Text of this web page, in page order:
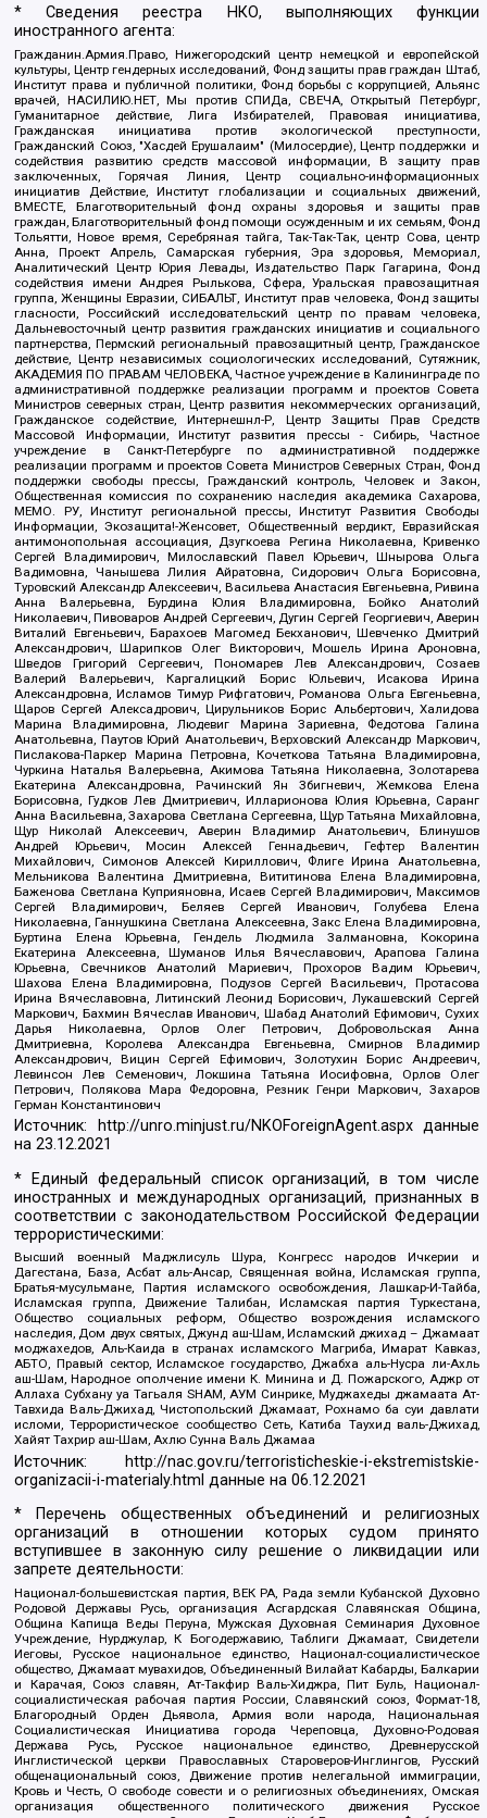
* Сведения реестра НКО, выполняющих функции
иностранного агента:
Гражданин.Армия.Право, Нижегородский центр немецкой и европейской
культуры, Центр гендерных исследований, Фонд защиты прав граждан Штаб,
Институт права и публичной политики, Фонд борьбы с коррупцией, Альянс
врачей, НАСИЛИЮ.НЕТ, Мы против СПИДа, СВЕЧА, Открытый Петербург,
Гуманитарное действие, Лига Избирателей, Правовая инициатива,
Гражданская инициатива против экологической преступности,
Гражданский Союз, "Хасдей Ерушалаим" (Милосердие), Центр поддержки и
содействия развитию средств массовой информации, В защиту прав
заключенных, Горячая Линия, Центр социально-информационных
инициатив Действие, Институт глобализации и социальных движений,
ВМЕСТЕ, Благотворительный фонд охраны здоровья и защиты прав
граждан, Благотворительный фонд помощи осужденным и их семьям, Фонд
Тольятти, Новое время, Серебряная тайга, Так-Так-Так, центр Сова, центр
Анна, Проект Апрель, Самарская губерния, Эра здоровья, Мемориал,
Аналитический Центр Юрия Левады, Издательство Парк Гагарина, Фонд
содействия имени Андрея Рылькова, Сфера, Уральская правозащитная
группа, Женщины Евразии, СИБАЛЬТ, Институт прав человека, Фонд защиты
гласности, Российский исследовательский центр по правам человека,
Дальневосточный центр развития гражданских инициатив и социального
партнерства, Пермский региональный правозащитный центр, Гражданское
действие, Центр независимых социологических исследований, Сутяжник,
АКАДЕМИЯ ПО ПРАВАМ ЧЕЛОВЕКА, Частное учреждение в Калининграде по
административной поддержке реализации программ и проектов Совета
Министров северных стран, Центр развития некоммерческих организаций,
Гражданское содействие, Интернешнл-Р, Центр Защиты Прав Средств
Массовой Информации, Институт развития прессы - Сибирь, Частное
учреждение в Санкт-Петербурге по административной поддержке
реализации программ и проектов Совета Министров Северных Стран, Фонд
поддержки свободы прессы, Гражданский контроль, Человек и Закон,
Общественная комиссия по сохранению наследия академика Сахарова,
МЕМО. РУ, Институт региональной прессы, Институт Развития Свободы
Информации, Экозащита!-Женсовет, Общественный вердикт, Евразийская
антимонопольная ассоциация, Дзугкоева Регина Николаевна, Кривенко
Сергей Владимирович, Милославский Павел Юрьевич, Шнырова Ольга
Вадимовна, Чанышева Лилия Айратовна, Сидорович Ольга Борисовна,
Туровский Александр Алексеевич, Васильева Анастасия Евгеньевна, Ривина
Анна Валерьевна, Бурдина Юлия Владимировна, Бойко Анатолий
Николаевич, Пивоваров Андрей Сергеевич, Дугин Сергей Георгиевич, Аверин
Виталий Евгеньевич, Барахоев Магомед Бекханович, Шевченко Дмитрий
Александрович, Шарипков Олег Викторович, Мошель Ирина Ароновна,
Шведов Григорий Сергеевич, Пономарев Лев Александрович, Созаев
Валерий Валерьевич, Каргалицкий Борис Юльевич, Исакова Ирина
Александровна, Исламов Тимур Рифгатович, Романова Ольга Евгеньевна,
Щаров Сергей Алексадрович, Цирульников Борис Альбертович, Халидова
Марина Владимировна, Людевиг Марина Зариевна, Федотова Галина
Анатольевна, Паутов Юрий Анатольевич, Верховский Александр Маркович,
Пислакова-Паркер Марина Петровна, Кочеткова Татьяна Владимировна,
Чуркина Наталья Валерьевна, Акимова Татьяна Николаевна, Золотарева
Екатерина Александровна, Рачинский Ян Збигневич, Жемкова Елена
Борисовна, Гудков Лев Дмитриевич, Илларионова Юлия Юрьевна, Саранг
Анна Васильевна, Захарова Светлана Сергеевна, Щур Татьяна Михайловна,
Щур Николай Алексеевич, Аверин Владимир Анатольевич, Блинушов
Андрей Юрьевич, Мосин Алексей Геннадьевич, Гефтер Валентин
Михайлович, Симонов Алексей Кириллович, Флиге Ирина Анатольевна,
Мельникова Валентина Дмитриевна, Вититинова Елена Владимировна,
Баженова Светлана Куприяновна, Исаев Сергей Владимирович, Максимов
Сергей Владимирович, Беляев Сергей Иванович, Голубева Елена
Николаевна, Ганнушкина Светлана Алексеевна, Закс Елена Владимировна,
Буртина Елена Юрьевна, Гендель Людмила Залмановна, Кокорина
Екатерина Алексеевна, Шуманов Илья Вячеславович, Арапова Галина
Юрьевна, Свечников Анатолий Мариевич, Прохоров Вадим Юрьевич,
Шахова Елена Владимировна, Подузов Сергей Васильевич, Протасова
Ирина Вячеславовна, Литинский Леонид Борисович, Лукашевский Сергей
Маркович, Бахмин Вячеслав Иванович, Шабад Анатолий Ефимович, Сухих
Дарья Николаевна, Орлов Олег Петрович, Добровольская Анна
Дмитриевна, Королева Александра Евгеньевна, Смирнов Владимир
Александрович, Вицин Сергей Ефимович, Золотухин Борис Андреевич,
Левинсон Лев Семенович, Локшина Татьяна Иосифовна, Орлов Олег
Петрович, Полякова Мара Федоровна, Резник Генри Маркович, Захаров
Герман Константинович
Источник: http://unro.minjust.ru/NKOForeignAgent.aspxданные
на23.12.2021
* Единый федеральный список организаций, в том числе
иностранных и международных организаций, признанных в
соответствии с законодательством Российской Федерации
террористическими:
Высший военный Маджлисуль Шура, Конгресс народов Ичкерии и
Дагестана, База, Асбат аль-Ансар, Священная война, Исламская группа,
Братья-мусульмане, Партия исламского освобождения, Лашкар-И-Тайба,
Исламская группа, Движение Талибан, Исламская партия Туркестана,
Общество социальных реформ, Общество возрождения исламского
наследия, Дом двух святых, Джунд аш-Шам, Исламский джихад – Джамаат
моджахедов, Аль-Каида в странах исламского Магриба, Имарат Кавказ,
АБТО, Правый сектор, Исламское государство, Джабха аль-Нусра ли-Ахль
аш-Шам, Народное ополчение имени К. Минина и Д. Пожарского, Аджр от
Аллаха Субхану уа Тагьаля SHAM, АУМ Синрике, Муджахеды джамаата Ат-
Тавхида Валь-Джихад, Чистопольский Джамаат, Рохнамо ба суи давлати
исломи, Террористическое сообщество Сеть, Катиба Таухид валь-Джихад,
Хайят Тахрир аш-Шам, Ахлю Сунна Валь Джамаа
Источник:
http://nac.gov.ru/terroristicheskie-i-ekstremistskie-
organizacii-i-materialy.html данные на06.12.2021
* Перечень общественных объединений и религиозных
организаций в отношении которых судом принято
вступившее в законную силу решение о ликвидации или
запрете деятельности:
Национал-большевистская партия, ВЕК РА, Рада земли Кубанской Духовно
Родовой Державы Русь, организация Асгардская Славянская Община,
Община Капища Веды Перуна, Мужская Духовная Семинария Духовное
Учреждение, Нурджулар, К Богодержавию, Таблиги Джамаат, Свидетели
Иеговы, Русское национальное единство, Национал-социалистическое
общество, Джамаат мувахидов, Объединенный Вилайат Кабарды, Балкарии
и Карачая, Союз славян, Ат-Такфир Валь-Хиджра, Пит Буль, Национал-
социалистическая рабочая партия России, Славянский союз, Формат-18,
Благородный Орден Дьявола, Армия воли народа, Национальная
Социалистическая Инициатива города Череповца, Духовно-Родовая
Держава Русь, Русское национальное единство, Древнерусской
Инглистической церкви Православных Староверов-Инглингов, Русский
общенациональный союз, Движение против нелегальной иммиграции,
Кровь и Честь, О свободе совести и о религиозных объединениях, Омская
организация общественного политического движения Русское